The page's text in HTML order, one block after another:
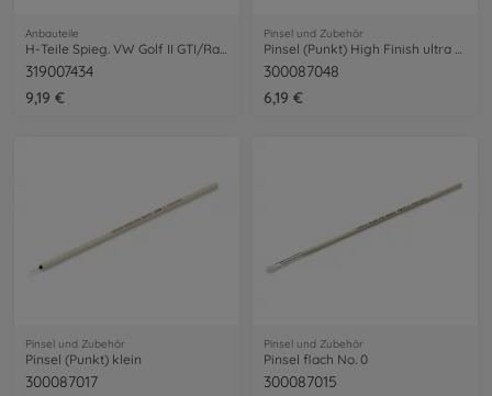
Anbauteile
H-Teile Spieg. VW Golf II GTI/Rallye sw.
319007434
9,19 €
Pinsel und Zubehör
Pinsel (Punkt) High Finish ultra fein
300087048
6,19 €
Pinsel und Zubehör
Pinsel (Punkt) klein
300087017
Pinsel und Zubehör
Pinsel flach No. 0
300087015